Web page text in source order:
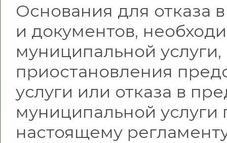
Основания для отказа
и документов,
муниципальной
приостановления
услуги или отказа в
муниципальной
настоящему